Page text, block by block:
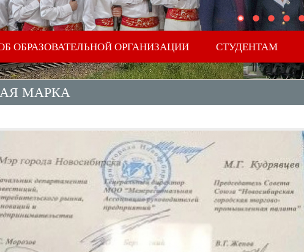
ОБРАЗОВАТЕЛЬНОЙ ОРГАНИЗАЦИИ СТУДЕНТАМ
МАРКА